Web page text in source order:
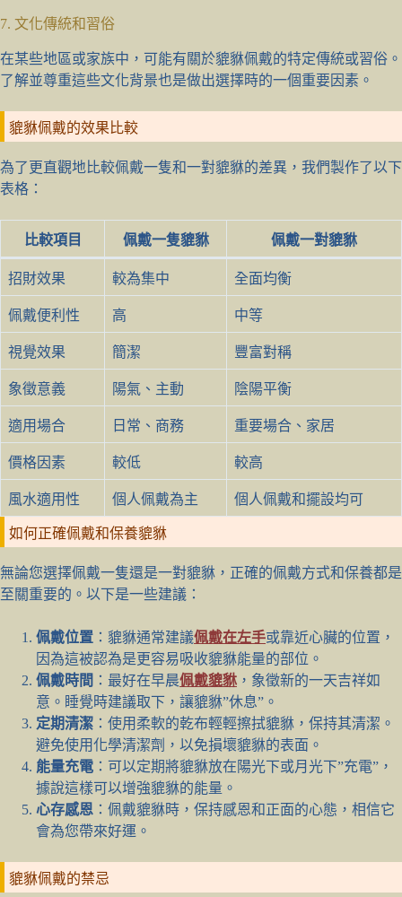
7. 文化傳統和習俗
在某些地區或家族中，可能有關於貔貅佩戴的特定傳統或習俗。
了解並尊重這些文化背景也是做出選擇時的一個重要因素。
貔貅佩戴的效果比較
為了更直觀地比較佩戴一隻和一對貔貅的差異，我們製作了以下
表格：
比較項目 佩戴一隻貔貅 佩戴一對貔貅
招財效果 較為集中 全面均衡
佩戴便利性 高 中等
視覺效果 簡潔 豐富對稱
象徵意義 陽氣、主動 陰陽平衡
適用場合 日常、商務 重要場合、家居
價格因素 較低 較高
風水適用性 個人佩戴為主 個人佩戴和擺設均可
如何正確佩戴和保養貔貅
無論您選擇佩戴一隻還是一對貔貅，正確的佩戴方式和保養都是
至關重要的。以下是一些建議：
佩戴位置 ：貔貅通常建議佩戴在左手或靠近心臟的位置，
因為這被認為是更容易吸收貔貅能量的部位。
佩戴時間 ：最好在早晨佩戴貔貅 ，象徵新的一天吉祥如
意。睡覺時建議取下，讓貔貅”休息”。
定期清潔 ：使用柔軟的乾布輕輕擦拭貔貅，保持其清潔。
避免使用化學清潔劑，以免損壞貔貅的表面。
能量充電 ：可以定期將貔貅放在陽光下或月光下”充電”，
據說這樣可以增強貔貅的能量。
心存感恩 ：佩戴貔貅時，保持感恩和正面的心態，相信它
會為您帶來好運。
貔貅佩戴的禁忌